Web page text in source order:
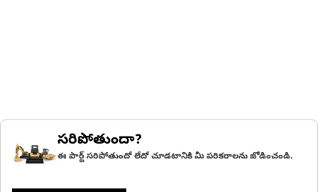
సరిపోతుందా?
ఈ పార్ట్ సరిపోతుందో లేదో చూడటానికి మీ పరికరాలను జోడించండి.